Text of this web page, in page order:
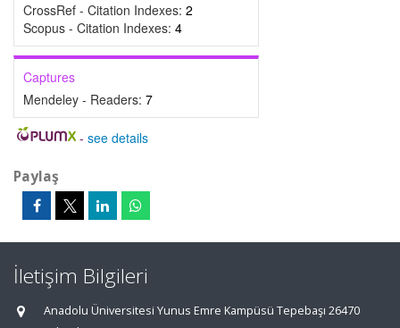
CrossRef - Citation Indexes: 2
Scopus - Citation Indexes: 4
Captures
Mendeley - Readers: 7
- see details
Paylaş
İletişim Bilgileri
Anadolu Üniversitesi Yunus Emre Kampüsü Tepebaşı 26470